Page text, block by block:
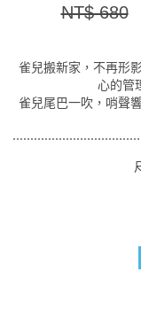
NT$ 680
雀兒搬新家，不再形
心的管
雀兒尾巴一吹，哨聲